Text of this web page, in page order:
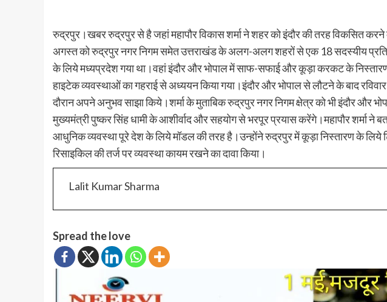
रुद्रपुर।खबर रुद्रपुर से है जहां महापौर विकास शर्मा ने शहर को इंदौर की तरह विकसित
अगस्त को रुद्रपुर नगर निगम समेत उत्तराखंड के अलग-अलग शहरों से एक 18 सदस्यीय
के लिये मध्यप्रदेश गया था।वहां इंदौर और भोपाल में साफ-सफाई और कूड़ा करकट के
हाइटेक व्यवस्थाओं का गहराई से अध्ययन किया गया।इंदौर और भोपाल से लौटने के बाद रविवार
दौरान अपने अनुभव साझा किये।शर्मा के मुताबिक रुद्रपुर नगर निगम क्षेत्र को भी इंदौर और
मुख्यमंत्री पुष्कर सिंह धामी के आशीर्वाद और सहयोग से भरपूर प्रयास करेंगे।महापौर शर्मा ने
आधुनिक व्यवस्था पूरे देश के लिये मॉडल की तरह है।उन्होंने रुद्रपुर में कूड़ा निस्तारण के
रिसाइकिल की तर्ज पर व्यवस्था कायम रखने का दावा किया।
Lalit Kumar Sharma
Spread the love